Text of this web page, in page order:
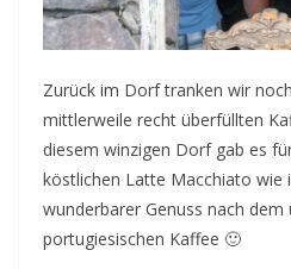
Zurück im Dorf tranken wir
mittlerweile recht überfüllten
diesem winzigen Dorf gab es
köstlichen Latte Macchiato wie
wunderbarer Genuss nach dem
portugiesischen Kaffee 🙂